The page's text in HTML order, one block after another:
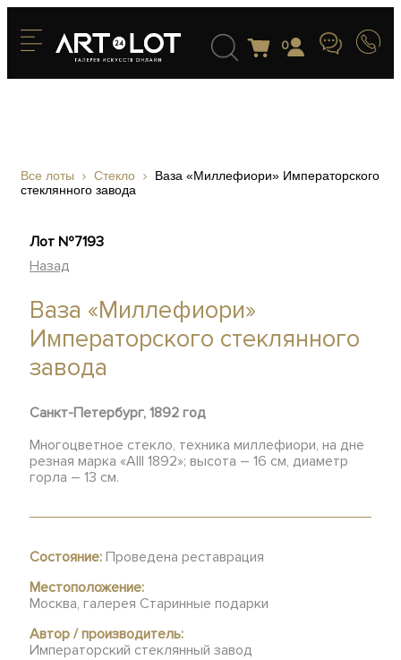
0
Все лоты Стекло
Ваза «Миллефиори» Императорского
стеклянного завода
Лот №7193
Назад
Ваза «Миллефиори»
Императорского стеклянного
завода
Санкт-Петербург, 1892 год
Многоцветное стекло, техника миллефиори, на дне
резная марка «AIII 1892»; высота – 16 см, диаметр
горла – 13 см.
Состояние: Проведена реставрация
Местоположение:
Москва, галерея Старинные подарки
Автор / производитель:
Императорский стеклянный завод